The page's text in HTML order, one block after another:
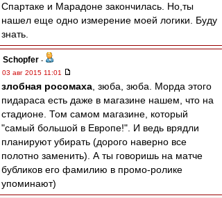
Спартаке и Марадоне закончилась. Но,ты
нашел еще одно измерение моей логики. Буду
знать.
Schopfer -
03 авг 2015 11:01
злобная росомаха , зюба, зюба. Морда этого
пидараса есть даже в магазине нашем, что на
стадионе. Том самом магазине, который
"самый большой в Европе!". И ведь врядли
планируют убирать (дорого наверно все
полотно заменить). А ты говоришь на матче
бубликов его фамилию в промо-ролике
упоминают)